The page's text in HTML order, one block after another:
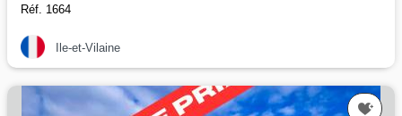
Réf. 1664
Ile-et-Vilaine